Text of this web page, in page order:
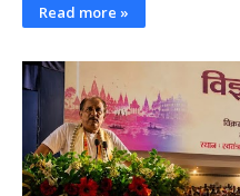
Read more »